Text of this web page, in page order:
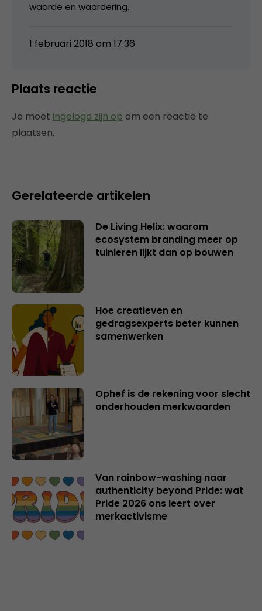
waarde en waardering.
1 februari 2018 om 17:36
Plaats reactie
Je moet ingelogd zijn op om een reactie te
plaatsen.
Gerelateerde artikelen
De Living Helix: waarom
ecosystem branding meer op
tuinieren lijkt dan op bouwen
Hoe creatieven en
gedragsexperts beter kunnen
samenwerken
Ophef is de rekening voor slecht
onderhouden merkwaarden
Van rainbow-washing naar
authenticity beyond Pride: wat
Pride 2026 ons leert over
merkactivisme